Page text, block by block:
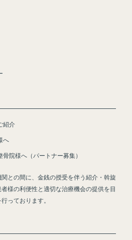
紹介
へ
院様へ（パートナー募集）
との間に、金銭の授受を伴う紹介・斡旋
様の利便性と適切な治療機会の提供を目
っております。